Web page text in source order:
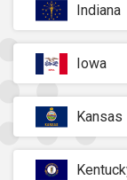
Indiana
Iowa
Kansas